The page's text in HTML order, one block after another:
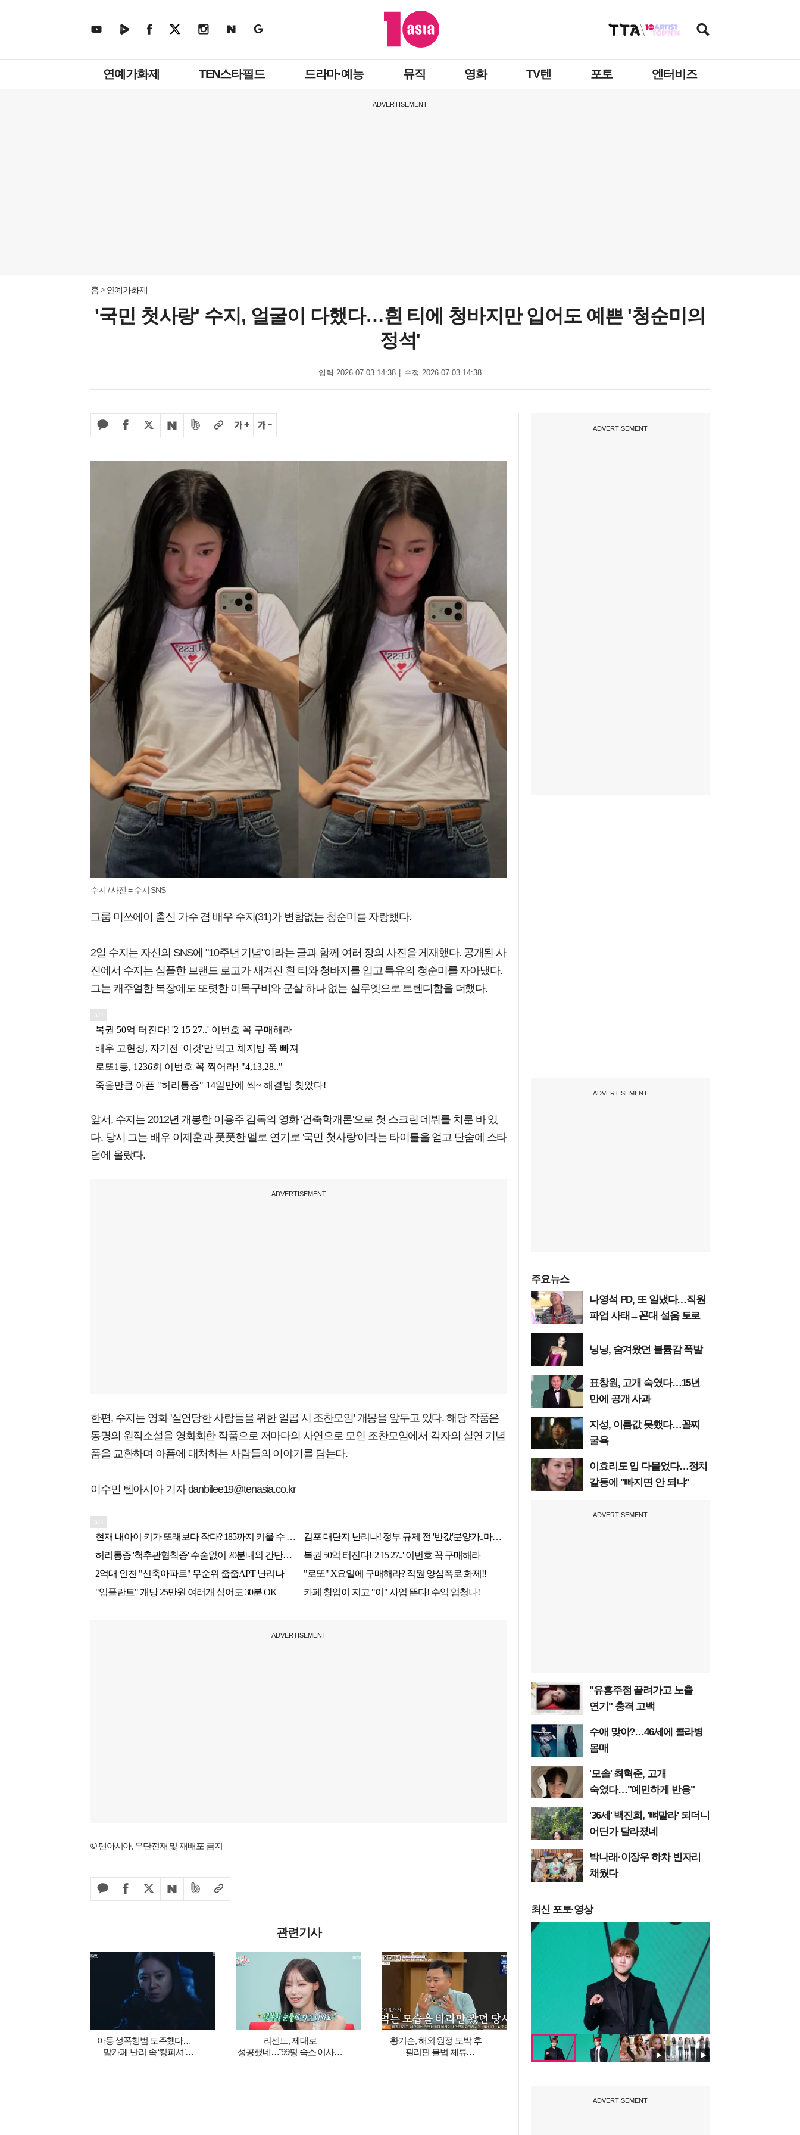
뉴
연예가화제 TEN스타필드 드라마·예능 뮤직 영화 TV텐 포토 엔터비즈
ADVERTISEMENT
홈 연예가화제
'국민 첫사랑' 수지, 얼굴이 다했다…흰 티에 청바지만 입어도 예쁜 '청순미의
정석'
입력 2026.07.03 14:38 수정 2026.07.03 14:38
수지 / 사진 = 수지 SNS
그룹 미쓰에이 출신 가수 겸 배우 수지(31)가 변함없는 청순미를 자랑했다.
2일 수지는 자신의 SNS에 "10주년 기념"이라는 글과 함께 여러 장의 사진을 게재했다. 공개된 사
진에서 수지는 심플한 브랜드 로고가 새겨진 흰 티와 청바지를 입고 특유의 청순미를 자아냈다.
그는 캐주얼한 복장에도 또렷한 이목구비와 군살 하나 없는 실루엣으로 트렌디함을 더했다.
앞서, 수지는 2012년 개봉한 이용주 감독의 영화 '건축학개론'으로 첫 스크린 데뷔를 치룬 바 있
다. 당시 그는 배우 이제훈과 풋풋한 멜로 연기로 '국민 첫사랑'이라는 타이틀을 얻고 단숨에 스타
덤에 올랐다.
ADVERTISEMENT
한편, 수지는 영화 '실연당한 사람들을 위한 일곱 시 조찬모임' 개봉을 앞두고 있다. 해당 작품은
동명의 원작소설을 영화화한 작품으로 저마다의 사연으로 모인 조찬모임에서 각자의 실연 기념
품을 교환하며 아픔에 대처하는 사람들의 이야기를 담는다.
이수민 텐아시아 기자 danbilee19@tenasia.co.kr
ADVERTISEMENT
© 텐아시아, 무단전재 및 재배포 금지
관련기사
아동 성폭행범 도주했다…
맘카페 난리 속 ‘킹피셔’
리센느, 제대로
성공했네…"99평 숙소 이사→
황기순, 해외 원정 도박 후
필리핀 불법 체류
ADVERTISEMENT
ADVERTISEMENT
주요뉴스
나영석 PD, 또 일냈다…직원
파업 사태→꼰대 설움 토로
닝닝, 숨겨왔던 볼륨감 폭발
표창원, 고개 숙였다…15년
만에 공개 사과
지성, 이름값 못했다…꼴찌
굴욕
이효리도 입 다물었다…정치
갈등에 "빠지면 안 되냐"
ADVERTISEMENT
"유흥주점 끌려가고 노출
연기" 충격 고백
수애 맞아?…46세에 콜라병
몸매
'모솔' 최혁준, 고개
숙였다…"예민하게 반응"
'36세' 백진희, '뼈말라' 되더니
어딘가 달라졌네
박나래·이장우 하차 빈자리
채웠다
최신 포토·영상
ADVERTISEMENT